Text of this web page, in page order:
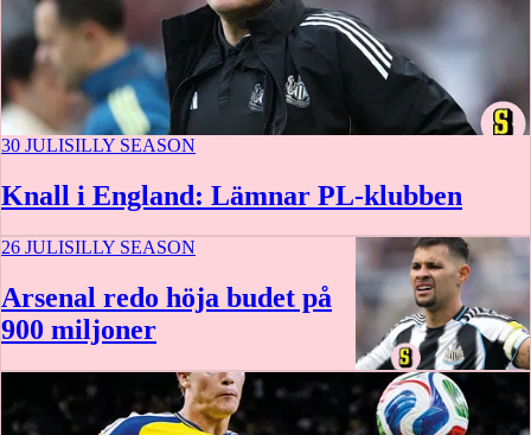
30 JULISILLY SEASON
Knall i England: Lämnar PL-klubben
26 JULISILLY SEASON
Arsenal redo höja budet på
900 miljoner